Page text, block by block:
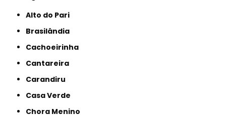
Alto do Pari
Brasilândia
Cachoeirinha
Cantareira
Carandiru
Casa Verde
Chora Menino